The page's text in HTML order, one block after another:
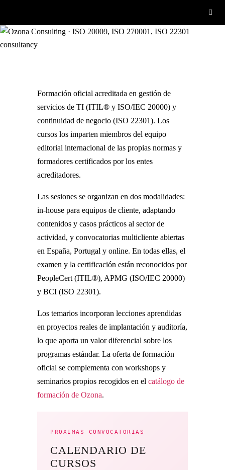
FORMACIÓN OFICIAL
Formación oficial acreditada en gestión de
servicios de TI (ITIL® y ISO/IEC 20000) y
continuidad de negocio (ISO 22301). Los
cursos los imparten miembros del equipo
editorial internacional de las propias normas y
formadores certificados por los entes
acreditadores.
Las sesiones se organizan en dos modalidades:
in-house para equipos de cliente, adaptando
contenidos y casos prácticos al sector de
actividad, y convocatorias multicliente abiertas
en España, Portugal y online. En todas ellas, el
examen y la certificación están reconocidos por
PeopleCert (ITIL®), APMG (ISO/IEC 20000)
y BCI (ISO 22301).
Los temarios incorporan lecciones aprendidas
en proyectos reales de implantación y auditoría,
lo que aporta un valor diferencial sobre los
programas estándar. La oferta de formación
oficial se complementa con workshops y
seminarios propios recogidos en el catálogo de
formación de Ozona.
PRÓXIMAS CONVOCATORIAS
CALENDARIO DE
CURSOS